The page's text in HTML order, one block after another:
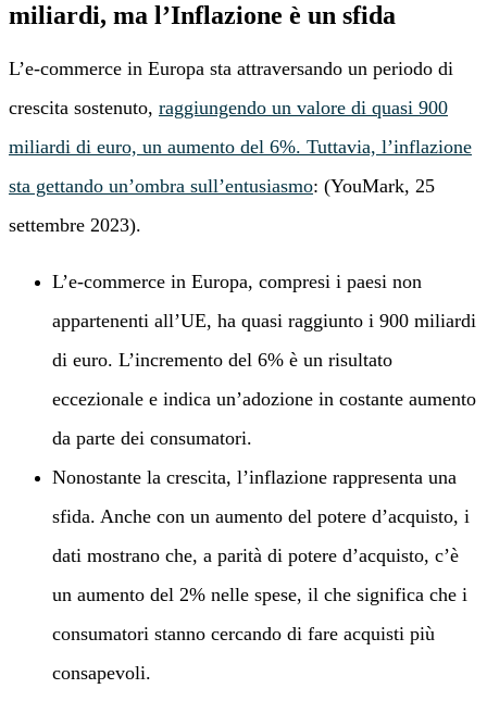
miliardi, ma l’Inflazione è un sfida
L’e-commerce in Europa sta attraversando un periodo di
crescita sostenuto, raggiungendo un valore di quasi 900
miliardi di euro, un aumento del 6%. Tuttavia, l’inflazione
sta gettando un’ombra sull’entusiasmo: (YouMark, 25
settembre 2023).
L’e-commerce in Europa, compresi i paesi non
appartenenti all’UE, ha quasi raggiunto i 900 miliardi
di euro. L’incremento del 6% è un risultato
eccezionale e indica un’adozione in costante aumento
da parte dei consumatori.
Nonostante la crescita, l’inflazione rappresenta una
sfida. Anche con un aumento del potere d’acquisto, i
dati mostrano che, a parità di potere d’acquisto, c’è
un aumento del 2% nelle spese, il che significa che i
consumatori stanno cercando di fare acquisti più
consapevoli.